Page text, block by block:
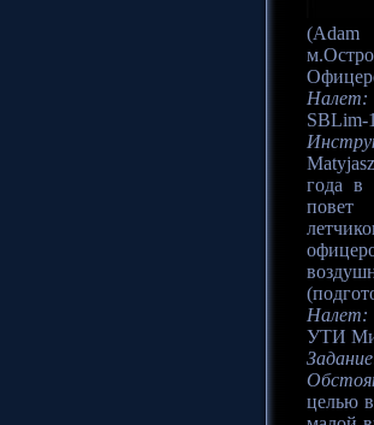
(Adam
Налет:
SBLim-
года в
повет
Налет:
УТИ
целью